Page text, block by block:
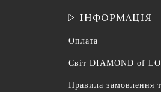
ІНФОРМАЦІЯ
Оплата
Світ DIAMOND of
Правила замовлення